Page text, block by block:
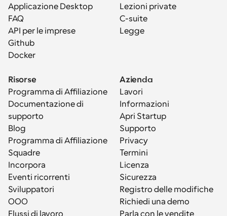
Applicazione Desktop
FAQ
API per le imprese
Github
Docker
Lezioni private
C-suite
Legge
Risorse
Programma di Affiliazione
Documentazione di
supporto
Blog
Programma di Affiliazione
Squadre
Incorpora
Eventi ricorrenti
Sviluppatori
OOO
Flussi di lavoro
Azienda
Lavori
Informazioni
Apri Startup
Supporto
Privacy
Termini
Licenza
Sicurezza
Registro delle modifiche
Richiedi una demo
Parla con le vendite